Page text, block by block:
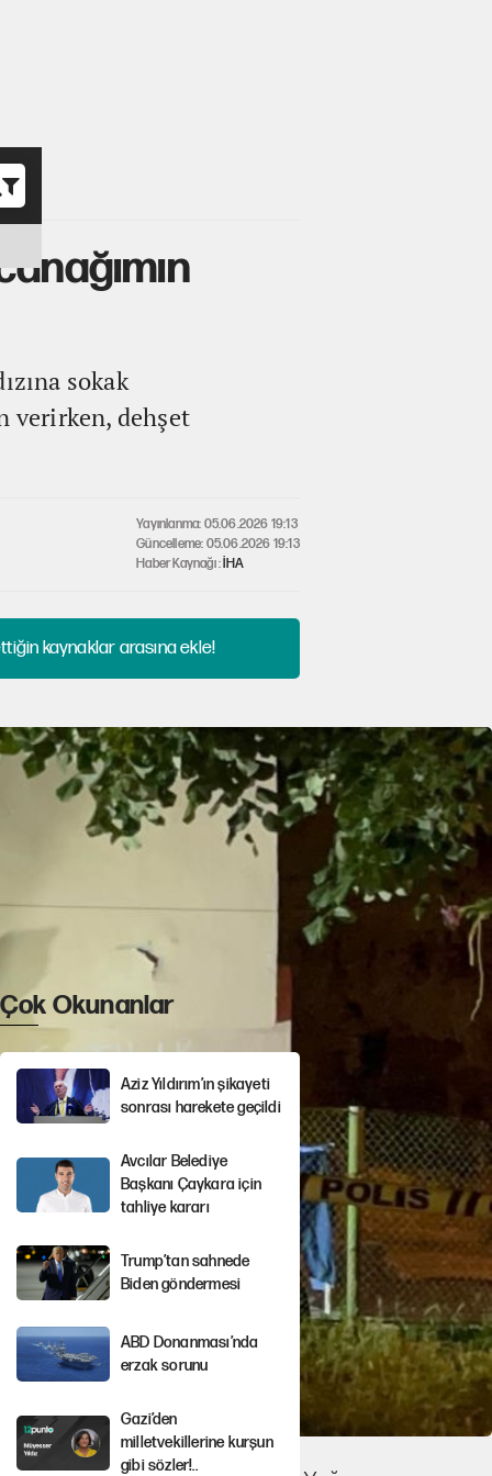
sokak
verirken, dehşet
Yayınlanma: 05.06.2026 19:13
Güncelleme: 05.06.2026 19:13
Haber Kaynağı :İHA
kaynaklar arasına ekle!
Çok Okunanlar
Aziz Yıldırım’ın şikayeti
sonrası harekete geçildi
Avcılar Belediye
Başkanı Çaykara için
tahliye kararı
Trump’tan sahnede
Biden göndermesi
ABD Donanması’nda
erzak sorunu
Gazi’den
milletvekillerine kurşun
gibi sözler!..